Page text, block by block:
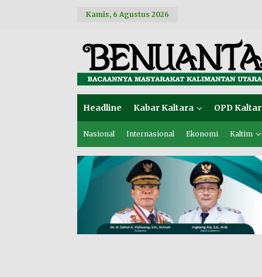
Kamis, 6 Agustus 2026
Headline Kabar Kaltara OPD
Nasional Internasional Ekonomi Kaltim